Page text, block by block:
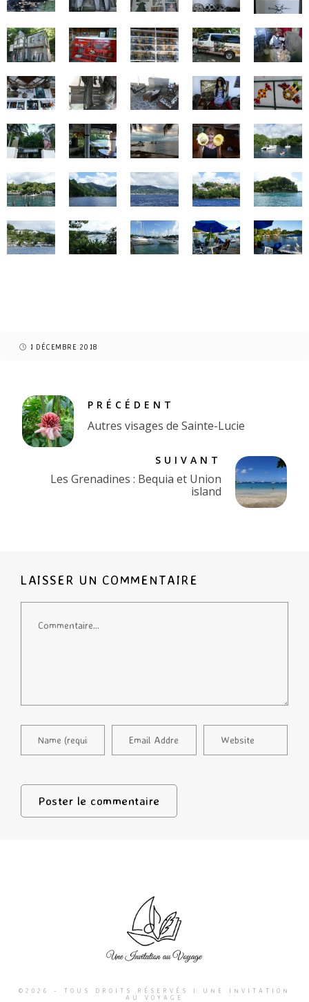
1 DÉCEMBRE 2018
PRÉCÉDENT
Autres visages de Sainte-Lucie
SUIVANT
Les Grenadines : Bequia et Union
island
LAISSER UN COMMENTAIRE
©2026 - TOUS DROITS RÉSERVÉS I UNE INVITATION
AU VOYAGE